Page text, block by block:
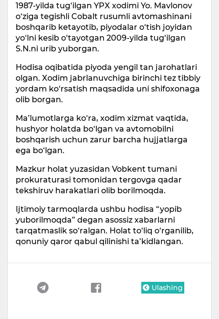
1987-yilda tug‘ilgan YPX xodimi Yo. Mavlonov
o‘ziga tegishli Cobalt rusumli avtomashinani
boshqarib ketayotib, piyodalar o‘tish joyidan
yo‘lni kesib o‘tayotgan 2009-yilda tug‘ilgan
S.N.ni urib yuborgan.
Hodisa oqibatida piyoda yengil tan jarohatlari
olgan. Xodim jabrlanuvchiga birinchi tez tibbiy
yordam ko‘rsatish maqsadida uni shifoxonaga
olib borgan.
Ma’lumotlarga ko‘ra, xodim xizmat vaqtida,
hushyor holatda bo‘lgan va avtomobilni
boshqarish uchun zarur barcha hujjatlarga
ega bo‘lgan.
Mazkur holat yuzasidan Vobkent tumani
prokuraturasi tomonidan tergovga qadar
tekshiruv harakatlari olib borilmoqda.
Ijtimoiy tarmoqlarda ushbu hodisa “yopib
yuborilmoqda” degan asossiz xabarlarni
tarqatmaslik so‘ralgan. Holat to‘liq o‘rganilib,
qonuniy qaror qabul qilinishi ta’kidlangan.
Ulashing